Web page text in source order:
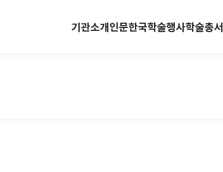
기관소개인문한국학술행사학술총서